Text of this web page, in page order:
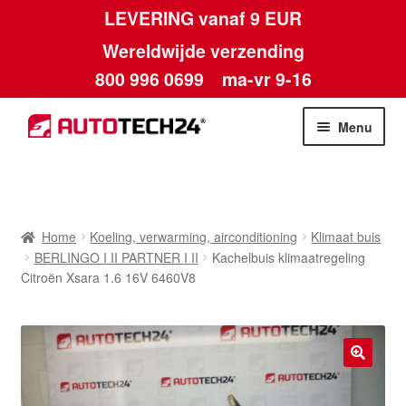
LEVERING vanaf 9 EUR
Wereldwijde verzending
800 996 0699 ma-vr 9-16
Ga
door
Ga
naar
Menu
Algemene voorwaarden
Betalingen
Home Koeling, verwarming, airconditioning
Klimaat buis
BERLINGO I II PARTNER I II
Kachelbuis klimaatregeling
Citroën Xsara 1.6 16V 6460V8